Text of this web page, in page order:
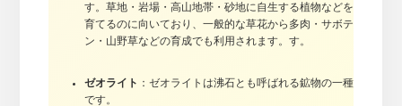
す。草地・岩場・高山地帯・砂地に自生する植物などを
育てるのに向いており、一般的な草花から多肉・サボテ
ン・山野草などの育成でも利用されます。す。
ゼオライト ：ゼオライトは沸石とも呼ばれる鉱物の一種
です。